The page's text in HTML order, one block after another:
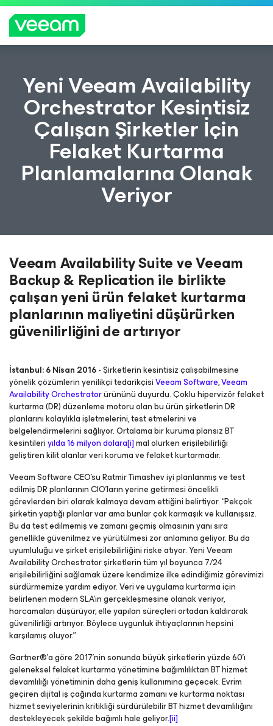
CrowdStrike'ın içerik güncellemesinden etkilenen
müşteriler için Veeam'in rehberliği
DAH
Yeni Veeam Availability
Orchestrator Kesintisiz
Çalışan Şirketler İçin
Felaket Kurtarma
Planlamalarına Olanak
Veriyor
Veeam Availability Suite ve Veeam
Backup & Replication ile birlikte
çalışan yeni ürün felaket kurtarma
planlarının maliyetini düşürürken
güvenilirliğini de artırıyor
İstanbul: 6 Nisan 2016- Şirketlerin kesintisiz çalışabilmesine
yönelik çözümlerin yenilikçi tedarikçisiVeeam Software,Veeam
Availability Orchestratorürününü duyurdu. Çoklu hipervizör felaket
kurtarma (DR) düzenleme motoru olan bu ürün şirketlerin DR
planlarını kolaylıkla işletmelerini, test etmelerini ve
belgelendirmelerini sağlıyor. Ortalama bir kuruma plansız BT
kesintileriyılda 16 milyon dolara[i]mal olurken erişilebilirliği
geliştiren kilit alanlar veri koruma ve felaket kurtarmadır.
Veeam Software CEO’su Ratmir Timashev iyi planlanmış ve test
edilmiş DR planlarının CIO’ların yerine getirmesi öncelikli
görevlerden biri olarak kalmaya devam ettiğini belirtiyor. “Pekçok
şirketin yaptığı planlar var ama bunlar çok karmaşık ve kullanışsız.
Bu da test edilmemiş ve zamanı geçmiş olmasının yanı sıra
genellikle güvenilmez ve yürütülmesi zor anlamına geliyor. Bu da
uyumluluğu ve şirket erişilebilirliğini riske atıyor. Yeni Veeam
Availability Orchestrator şirketlerin tüm yıl boyunca 7/24
erişilebilirliğini sağlamak üzere kendimize ilke edindiğimiz görevimizi
sürdürmemize yardım ediyor. Veri ve uygulama kurtarma için
belirlenen modern SLA’in gerçekleşmesine olanak veriyor,
harcamaları düşürüyor, elle yapılan süreçleri ortadan kaldırarak
güvenilirliği artırıyor. Böylece uygunluk ihtiyaçlarının hepsini
karşılamış oluyor.”
Gartner®’a göre 2017’nin sonunda büyük şirketlerin yüzde 60’ı
geleneksel felaket kurtarma yönetimine bağımlılıktan BT hizmet
devamlılığı yönetiminin daha geniş kullanımına geçecek. Evrim
geçiren dijital iş çağında kurtarma zamanı ve kurtarma noktası
hizmet seviyelerinin kritikliği sürdürülebilir BT hizmet devamlılığını
destekleyecek şekilde bağımlı hale geliyor.[ii]